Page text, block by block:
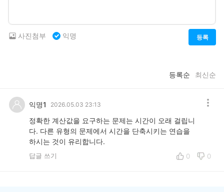
등록
사진첨부 익명
등록순 최신순
익명1 2026.05.03 23:13
정확한 계산값을 요구하는 문제는 시간이 오래 걸립니
다. 다른 유형의 문제에서 시간을 단축시키는 연습을
하시는 것이 유리합니다.
답글 쓰기 0 0